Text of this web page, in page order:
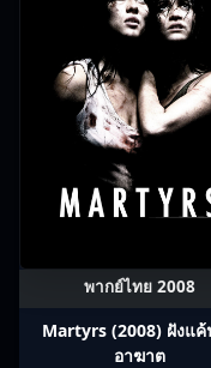
พากย์ไทย 2008
Martyrs (2008) ฝังแค้
อาฆาต